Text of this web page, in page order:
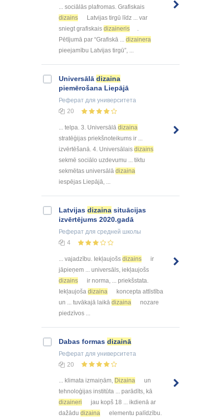
... sociālās plafromas. Grafiskais
dizains
Latvijas tirgū līdz ... var
sniegt grafiskais dizaineris
.
Pētījumā par “Grafiskā ... dizainera
pieejamību Latvijas tirgū”, ...
Universālā dizaina
piemērošana Liepājā
Реферат для университета
20
... telpa. 3. Universālā dizaina
stratēģijas priekšnoteikums ir ...
izvērtēšanā. 4. Universālais dizains
sekmē sociālo uzdevumu ... tiktu
sekmētas universālā dizaina
iespējas Liepājā, ...
Latvijas dizaina situācijas
izvērtējums 2020.gadā
Реферат для средней школы
4
... vajadzību. Iekļaujošs dizains
ir
jāpieņem ... universāls, iekļaujošs
dizains
ir norma, ... priekšstata.
Iekļaujoša dizaina
koncepta attīstība
un ... tuvākajā laikā dizaina
nozare
piedzīvos ...
Dabas formas dizaina
Реферат для университета
20
... klimata izmaiņām, Dizaina
un
tehnoloģijas institūta ... parādīts, kā
dizaineri
jau kopš 18 ... ikdienā ar
dažādu dizaina
elementu palīdzību.